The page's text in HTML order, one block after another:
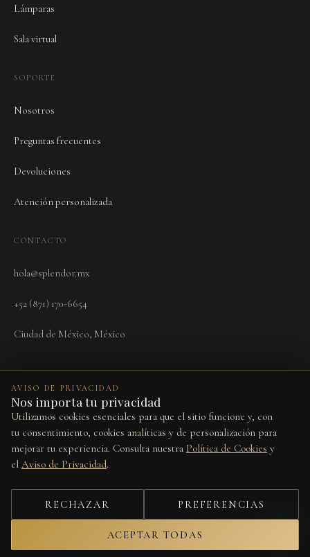
Lámparas
Sala virtual
SOPORTE
Nosotros
Preguntas frecuentes
Devoluciones
Atención personalizada
CONTACTO
hola@splendor.mx
+52 (871) 170-6654
Ciudad de México, México
TérminosAviso de Privacidad CookiesDevolucionesPreferencias de cookies
Este sitio está protegido por reCAPTCHA y se aplican laPolítica de
Privacidad
© 2026 Splendor Vita. Todos los derechos reservados.
AVISO DE PRIVACIDAD
Nos importa tu privacidad
Utilizamos cookies esenciales para que el sitio funcione y, con
tu consentimiento, cookies analíticas y de personalización para
mejorar tu experiencia. Consulta nuestra Política de Cookies y
el Aviso de Privacidad.
RECHAZAR PREFERENCIAS
ACEPTAR TODAS